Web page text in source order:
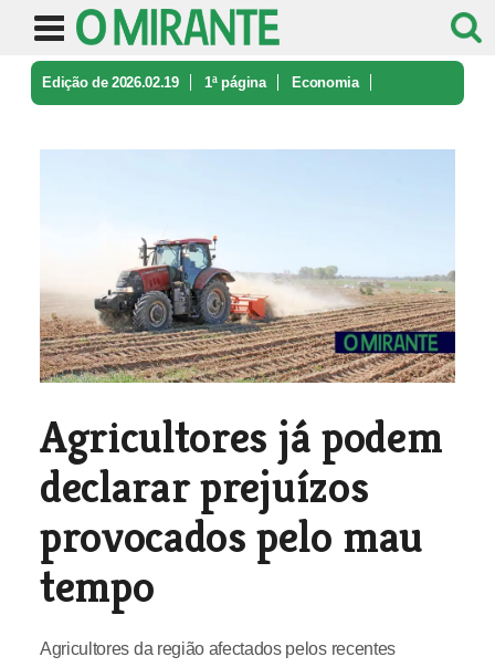
Edição de 2026.02.19 1ª página Economia
Agricultores já podem
declarar prejuízos
provocados pelo mau
tempo
Agricultores da região afectados pelos recentes